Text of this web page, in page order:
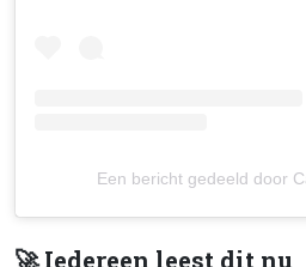
Een bericht gedeeld door
🚀 Iedereen leest dit nu